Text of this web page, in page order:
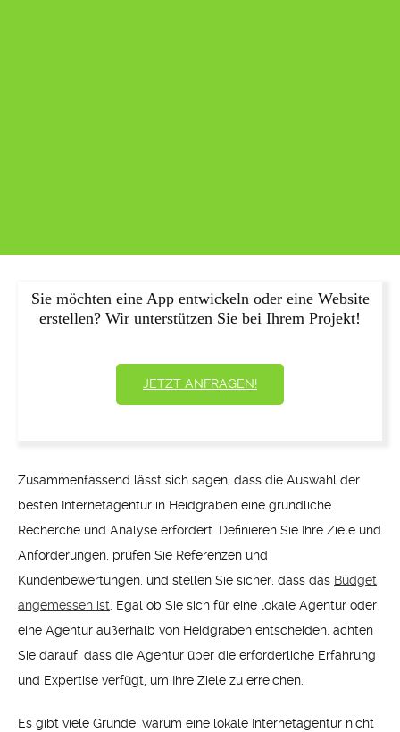
Sie möchten eine App entwickeln oder eine Website
erstellen? Wir unterstützen Sie bei Ihrem Projekt!
JETZT ANFRAGEN!
Zusammenfassend lässt sich sagen, dass die Auswahl der
besten Internetagentur in Heidgraben eine gründliche
Recherche und Analyse erfordert. Definieren Sie Ihre Ziele und
Anforderungen, prüfen Sie Referenzen und
Kundenbewertungen, und stellen Sie sicher, dass das Budget
angemessen ist . Egal ob Sie sich für eine lokale Agentur oder
eine Agentur außerhalb von Heidgraben entscheiden, achten
Sie darauf, dass die Agentur über die erforderliche Erfahrung
und Expertise verfügt, um Ihre Ziele zu erreichen.
Es gibt viele Gründe, warum eine lokale Internetagentur nicht